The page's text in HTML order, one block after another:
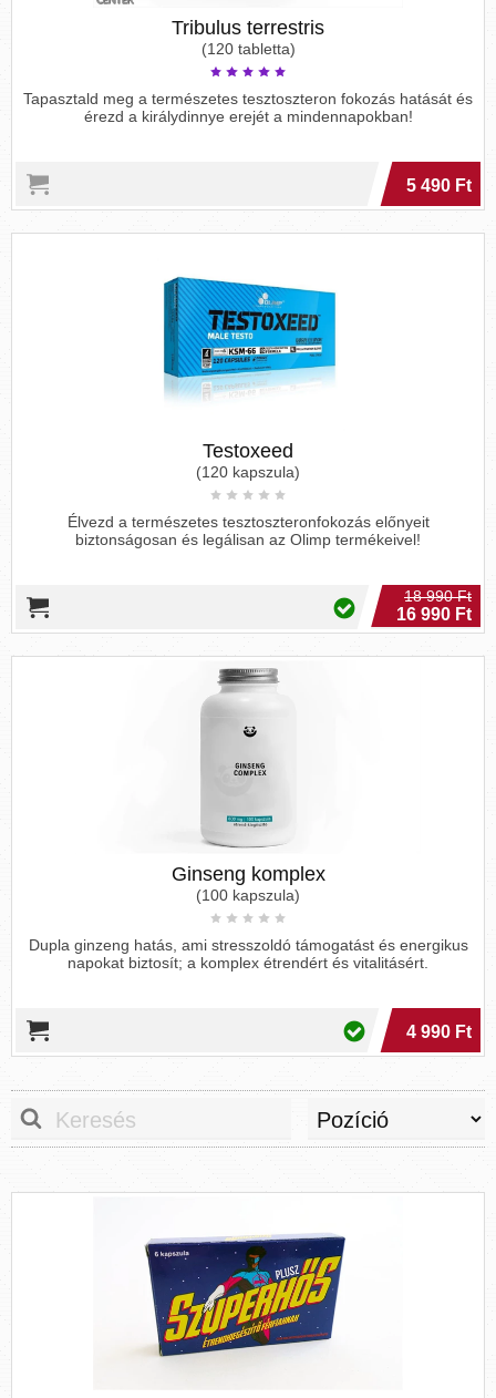
Tribulus terrestris
(120 tabletta)
Tapasztald meg a természetes tesztoszteron fokozás hatását és
érezd a királydinnye erejét a mindennapokban!
5 490 Ft
Testoxeed
(120 kapszula)
Élvezd a természetes tesztoszteronfokozás előnyeit
biztonságosan és legálisan az Olimp termékeivel!
18 990 Ft
16 990 Ft
Ginseng komplex
(100 kapszula)
Dupla ginzeng hatás, ami stresszoldó támogatást és energikus
napokat biztosít; a komplex étrendért és vitalitásért.
4 990 Ft